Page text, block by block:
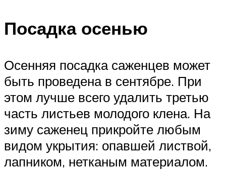
Посадка осенью
Осенняя посадка саженцев может
быть проведена в сентябре. При
этом лучше всего удалить третью
часть листьев молодого клена. На
зиму саженец прикройте любым
видом укрытия: опавшей листвой,
лапником, нетканым материалом.